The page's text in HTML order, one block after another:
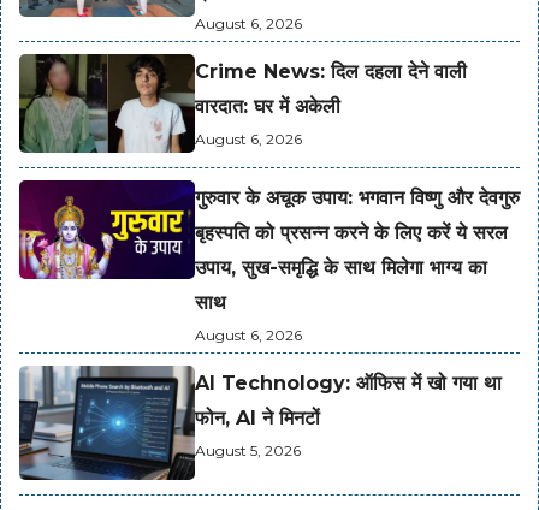
August 6, 2026
Crime News: दिल दहला देने वाली
वारदात: घर में अकेली
August 6, 2026
गुरुवार के अचूक उपाय: भगवान विष्णु और देवगुरु
बृहस्पति को प्रसन्न करने के लिए करें ये सरल
उपाय, सुख-समृद्धि के साथ मिलेगा भाग्य का
साथ
August 6, 2026
AI Technology: ऑफिस में खो गया था
फोन, AI ने मिनटों
August 5, 2026